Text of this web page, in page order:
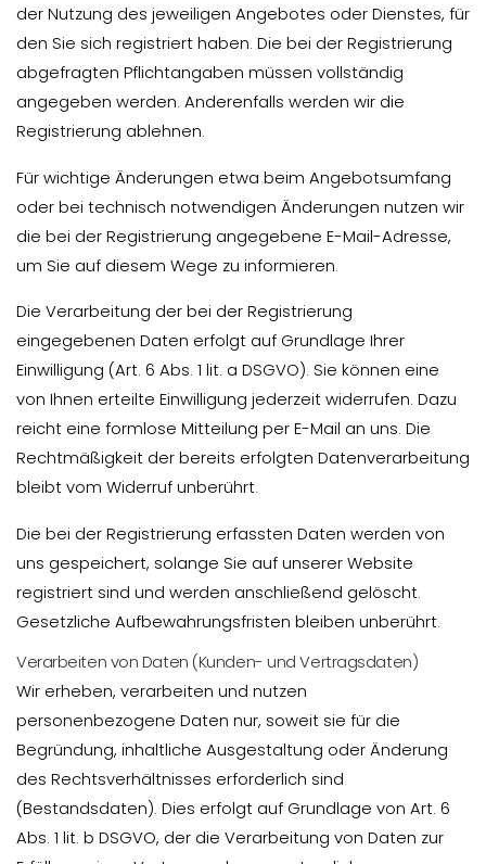
der Nutzung des jeweiligen Angebotes oder Dienstes, für
den Sie sich registriert haben. Die bei der Registrierung
abgefragten Pflichtangaben müssen vollständig
angegeben werden. Anderenfalls werden wir die
Registrierung ablehnen.
Für wichtige Änderungen etwa beim Angebotsumfang
oder bei technisch notwendigen Änderungen nutzen wir
die bei der Registrierung angegebene E-Mail-Adresse,
um Sie auf diesem Wege zu informieren.
Die Verarbeitung der bei der Registrierung
eingegebenen Daten erfolgt auf Grundlage Ihrer
Einwilligung (Art. 6 Abs. 1 lit. a DSGVO). Sie können eine
von Ihnen erteilte Einwilligung jederzeit widerrufen. Dazu
reicht eine formlose Mitteilung per E-Mail an uns. Die
Rechtmäßigkeit der bereits erfolgten Datenverarbeitung
bleibt vom Widerruf unberührt.
Die bei der Registrierung erfassten Daten werden von
uns gespeichert, solange Sie auf unserer Website
registriert sind und werden anschließend gelöscht.
Gesetzliche Aufbewahrungsfristen bleiben unberührt.
Verarbeiten von Daten (Kunden- und Vertragsdaten)
Wir erheben, verarbeiten und nutzen
personenbezogene Daten nur, soweit sie für die
Begründung, inhaltliche Ausgestaltung oder Änderung
des Rechtsverhältnisses erforderlich sind
(Bestandsdaten). Dies erfolgt auf Grundlage von Art. 6
Abs. 1 lit. b DSGVO, der die Verarbeitung von Daten zur